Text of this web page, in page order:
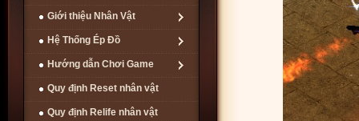
Giới thiệu Nhân Vật
Hệ Thống Ép Đồ
Hướng dẫn Chơi Game
Quy định Reset nhân vật
Quy định Relife nhân vật